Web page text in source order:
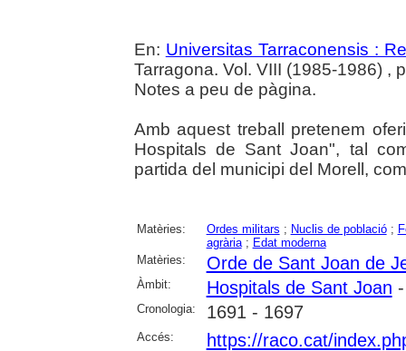
En: Universitas Tarraconensis :
Tarragona. Vol. VIII (1985-1986) ,
Notes a peu de pàgina.
Amb aquest treball pretenem
Hospitals de Sant Joan", tal
partida del municipi del Morell,
Matèries: Ordes militars ; Nuclis de població;
agrària; Edat moderna
Matèries:
Orde de Sant Joan de
Àmbit: Hospitals de Sant Joan
Cronologia: 1691 - 1697
Accés: https://raco.cat/